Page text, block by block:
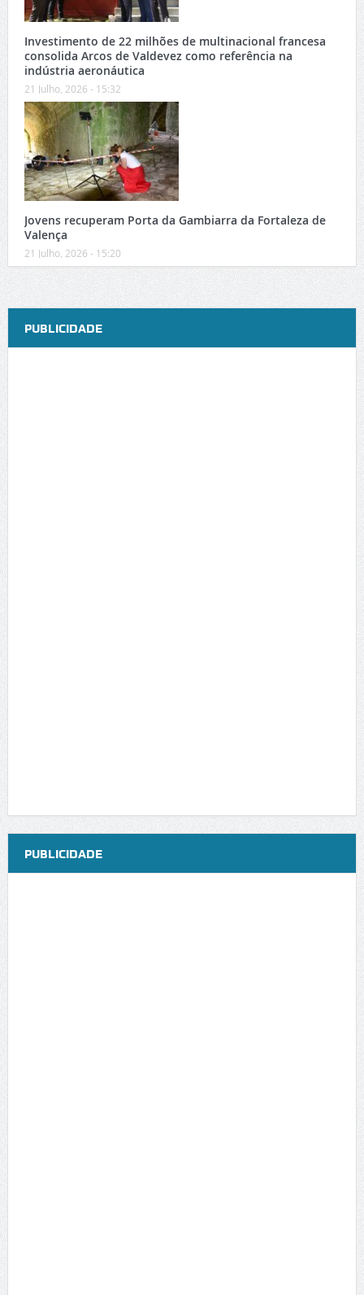
Investimento de 22 milhões de multinacional francesa
consolida Arcos de Valdevez como referência na
indústria aeronáutica
21 Julho, 2026 - 15:32
Jovens recuperam Porta da Gambiarra da Fortaleza de
Valença
21 Julho, 2026 - 15:20
PUBLICIDADE
PUBLICIDADE